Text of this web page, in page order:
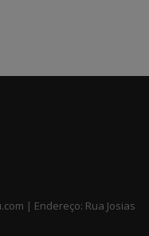
| Endereço: Rua Josias